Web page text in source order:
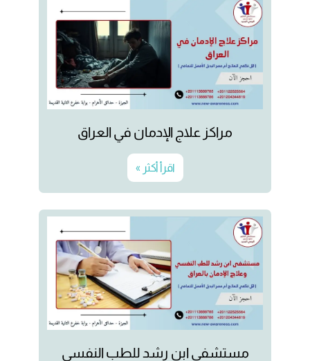
مراكز علاج الإدمان في العراق
اقرأ أكثر »
مستشفى ابن رشد للطب النفسي